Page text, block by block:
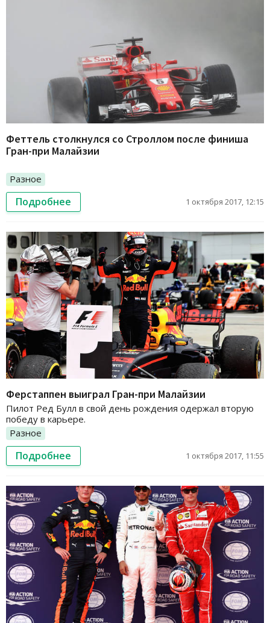
Феттель столкнулся со Строллом после финиша
Гран-при Малайзии
Разное
Подробнее 1 октября 2017, 12:15
Ферстаппен выиграл Гран-при Малайзии
Пилот Ред Булл в свой день рождения одержал вторую
победу в карьере.
Разное
Подробнее 1 октября 2017, 11:55